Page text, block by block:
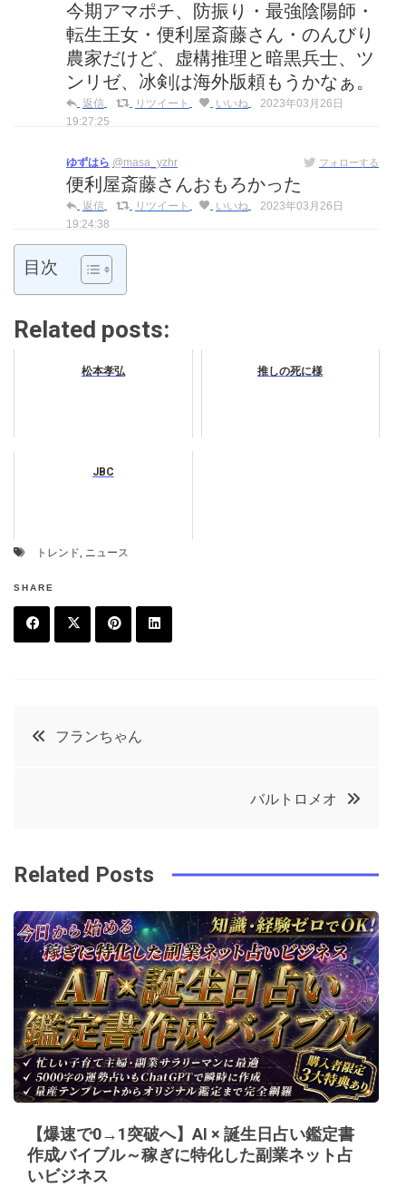
今期アマポチ、防振り・最強陰陽師・
転生王女・便利屋斎藤さん・のんびり
農家だけど、虚構推理と暗黒兵士、ツ
ンリゼ、冰剣は海外版頼もうかなぁ。
返信 リツイート いいね
2023年03月26日
19:27:25
ゆずはら @masa_yzhr フォローする
便利屋斎藤さんおもろかった
返信 リツイート いいね
2023年03月26日
19:24:38
目次
Related posts:
松本孝弘 推しの死に様
JBC
トレンド, ニュース
SHARE
k
e
t
投
ビ
ゲ
ー
シ
ョ
ン
フランちゃん
バルトロメオ
Related Posts
【爆速で0→1突破へ】AI × 誕生日占い鑑定書
作成バイブル～稼ぎに特化した副業ネット占
いビジネス